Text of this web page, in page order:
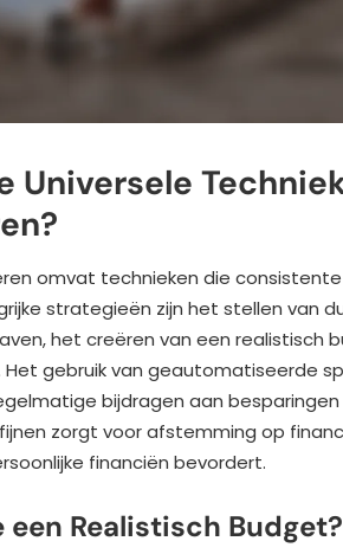
Universele
omvat technieken die
strategieën zijn het stellen van
het creëren van een realistisch
gebruik van geautomatiseerde
bijdragen aan
zorgt voor afstemming op
financiën bevordert.
een Realistisch Budget?